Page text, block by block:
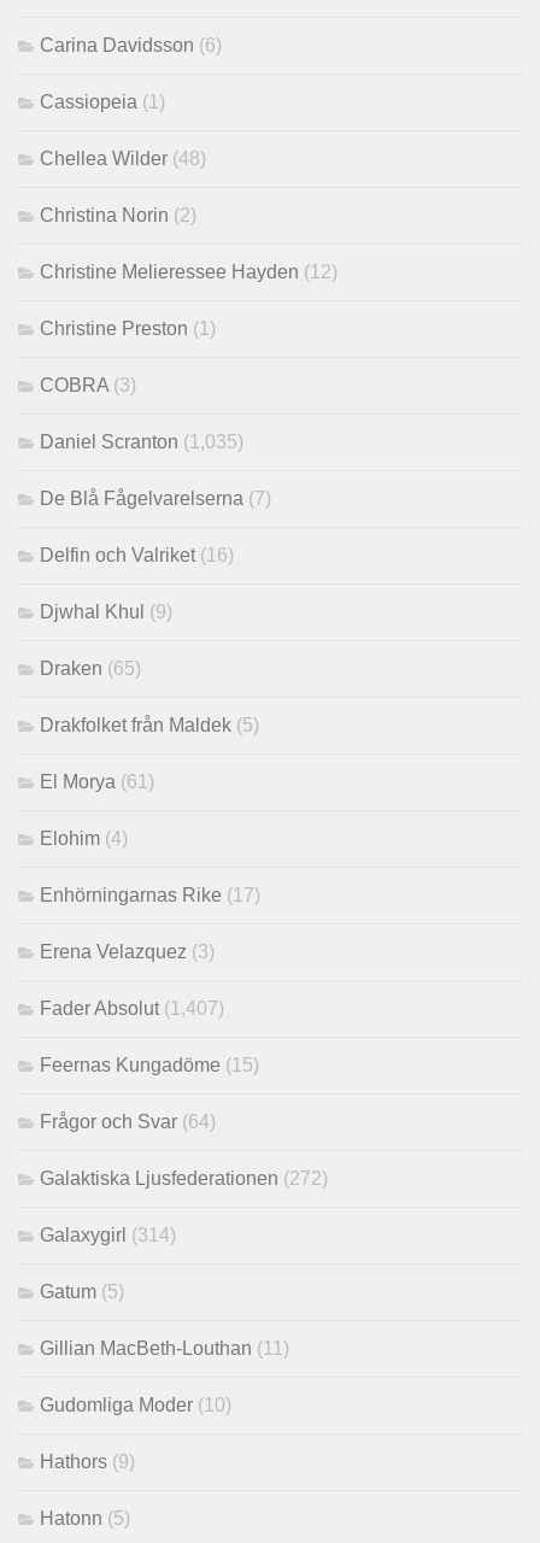
Carina Davidsson (6)
Cassiopeia (1)
Chellea Wilder (48)
Christina Norin (2)
Christine Melieressee Hayden (12)
Christine Preston (1)
COBRA (3)
Daniel Scranton (1,035)
De Blå Fågelvarelserna (7)
Delfin och Valriket (16)
Djwhal Khul (9)
Draken (65)
Drakfolket från Maldek (5)
El Morya (61)
Elohim (4)
Enhörningarnas Rike (17)
Erena Velazquez (3)
Fader Absolut (1,407)
Feernas Kungadöme (15)
Frågor och Svar (64)
Galaktiska Ljusfederationen (272)
Galaxygirl (314)
Gatum (5)
Gillian MacBeth-Louthan (11)
Gudomliga Moder (10)
Hathors (9)
Hatonn (5)